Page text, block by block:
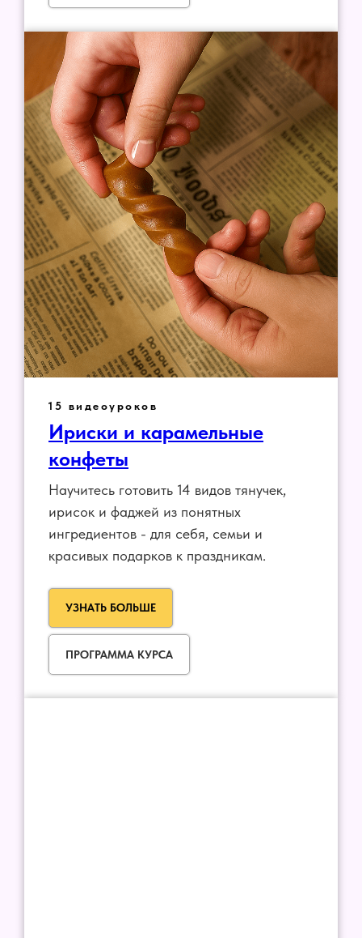
15 видеоуроков
Ириски и карамельные
конфеты
Научитесь готовить 14 видов тянучек,
ирисок и фаджей из понятных
ингредиентов - для себя, семьи и
красивых подарков к праздникам.
УЗНАТЬ БОЛЬШЕ
ПРОГРАММА КУРСА